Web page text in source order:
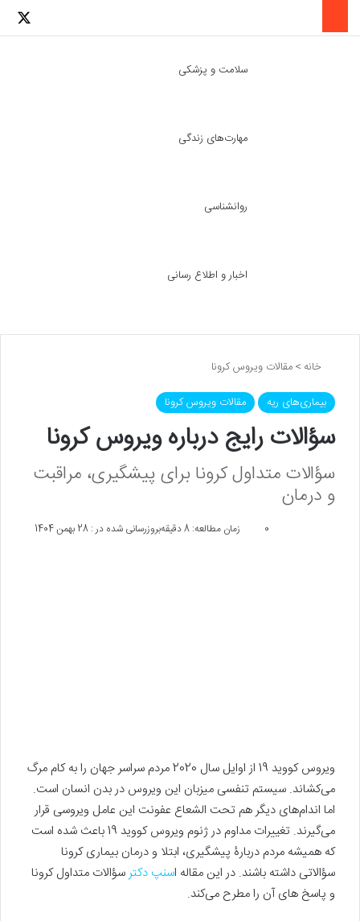
لینکدین
سلامت و پزشکی
مهارت‌های زندگی
روانشناسی
اخبار و اطلاع رسانی
خانه >مقالات ویروس کرونا
بیماری‌های ریه
مقالات ویروس کرونا
سؤالات رایج درباره ویروس کرونا
سؤالات متداول کرونا برای پیشگیری، مراقبت
و درمان
بروزرسانی شده در : 28 بهمن 1404 0 زمان مطالعه: 8 دقیقه
ویروس کووید 19 از اوایل سال 2020 مردم سراسر جهان را به کام مرگ
می‌کشاند. سیستم تنفسی میزبان این ویروس در بدن انسان است.
اما اندام‌های دیگر هم تحت الشعاع عفونت این عامل ویروسی قرار
می‌گیرند. تغییرات مداوم در ژنوم ویروس کووید 19 باعث شده است
که همیشه مردم دربارۀ پیشگیری، ابتلا و درمان بیماری کرونا
سؤالاتی داشته باشند. در این مقاله اسنپ دکترسؤالات متداول کرونا
و پاسخ های آن را مطرح می‌کند.